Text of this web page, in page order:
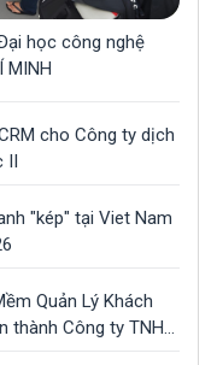
học công nghệ
MINH
cho Công ty dịch
II
"kép" tại Viet Nam
Quản Lý Khách
thành Công ty TNHH